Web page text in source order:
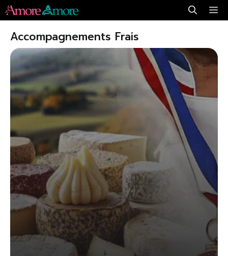
Aller
au
contenu
Accompagnements Frais